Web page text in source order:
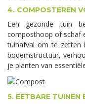
4. COMPOSTEREN
Een gezonde tuin
composthoop of schaf
tuinafval om te zetten
bodemstructuur,
je planten van
5. EETBARE TUINEN